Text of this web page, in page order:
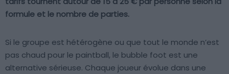
formule et le nombre de parties.
Si le groupe est hétérogène ou que tout le monde n’est
pas chaud pour le paintball, le bubble foot est une
alternative sérieuse. Chaque joueur évolue dans une